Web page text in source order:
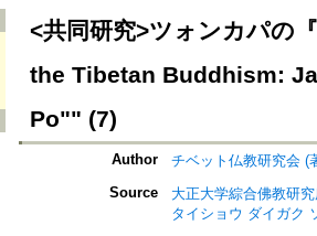
<共同研究>ツォンカパの
the Tibetan Buddhism:
Po"" (7)
Author
チベット仏教研究会 (
Source
大正大学綜合佛教研
タイショウ ダイガク